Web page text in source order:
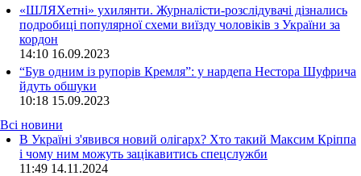
«ШЛЯХетні» ухилянти. Журналісти-розслідувачі дізнались
подробиці популярної схеми виїзду чоловіків з України за
кордон
14:10 16.09.2023
“Був одним із рупорів Кремля”: у нардепа Нестора Шуфрича
йдуть обшуки
10:18 15.09.2023
Всі новини
В Україні з'явився новий олігарх? Хто такий Максим Кріппа
і чому ним можуть зацікавитись спецслужби
11:49 14.11.2024